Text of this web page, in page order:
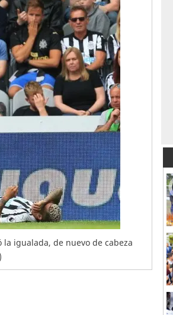
igualada, de nuevo de cabeza